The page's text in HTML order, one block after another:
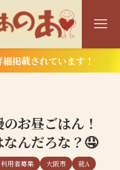
掲載されています！
お昼ごはん！
んだろな？🤤
利用者募集 大阪市
就A